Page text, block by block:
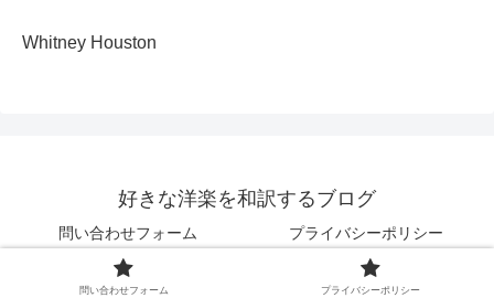
Whitney Houston
好きな洋楽を和訳するブログ
問い合わせフォーム プライバシーポリシー
© 2025 好きな洋楽を和訳するブログ.
問い合わせフォーム プライバシーポリシー